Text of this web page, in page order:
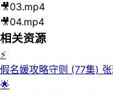
🎥03.mp4
🎥04.mp4
相关资源
⚡
假名媛攻略守则 (77集)
🌟